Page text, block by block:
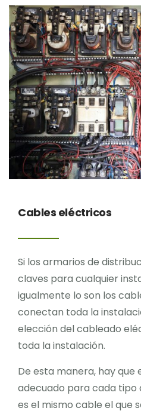
Marcas
Blog
Contacto
Cables eléctricos
Si los armarios de
claves para cualquier
igualmente lo son los
conectan toda la
elección del cableado
toda la instalación.
De esta manera, hay que
adecuado para cada tipo
es el mismo cable el que